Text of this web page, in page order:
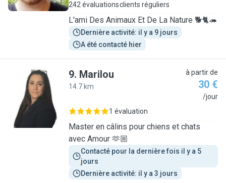
242 évaluationsclients réguliers
L'ami Des Animaux Et De La Nature 🐕🐈🦔
Dernière activité: il y a 9 jours
A été contacté hier
M
9. Marilou
14.7 km
à partir de
30 €
/jour
1 évaluation
Master en câlins pour chiens et chats
avec Amour 🫶🏼
Contacté pour la dernière fois il y a 5
jours
Dernière activité: il y a 3 jours